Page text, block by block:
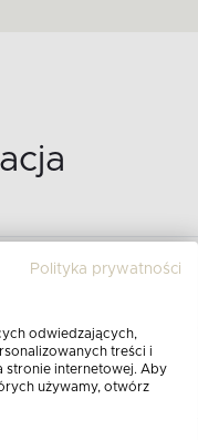
MEBLI NA BALKON
SZARY 2 OS.
z
Polityka prywatności
odwiedzających,
treści i
stronie internetowej. Aby
używamy, otwórz